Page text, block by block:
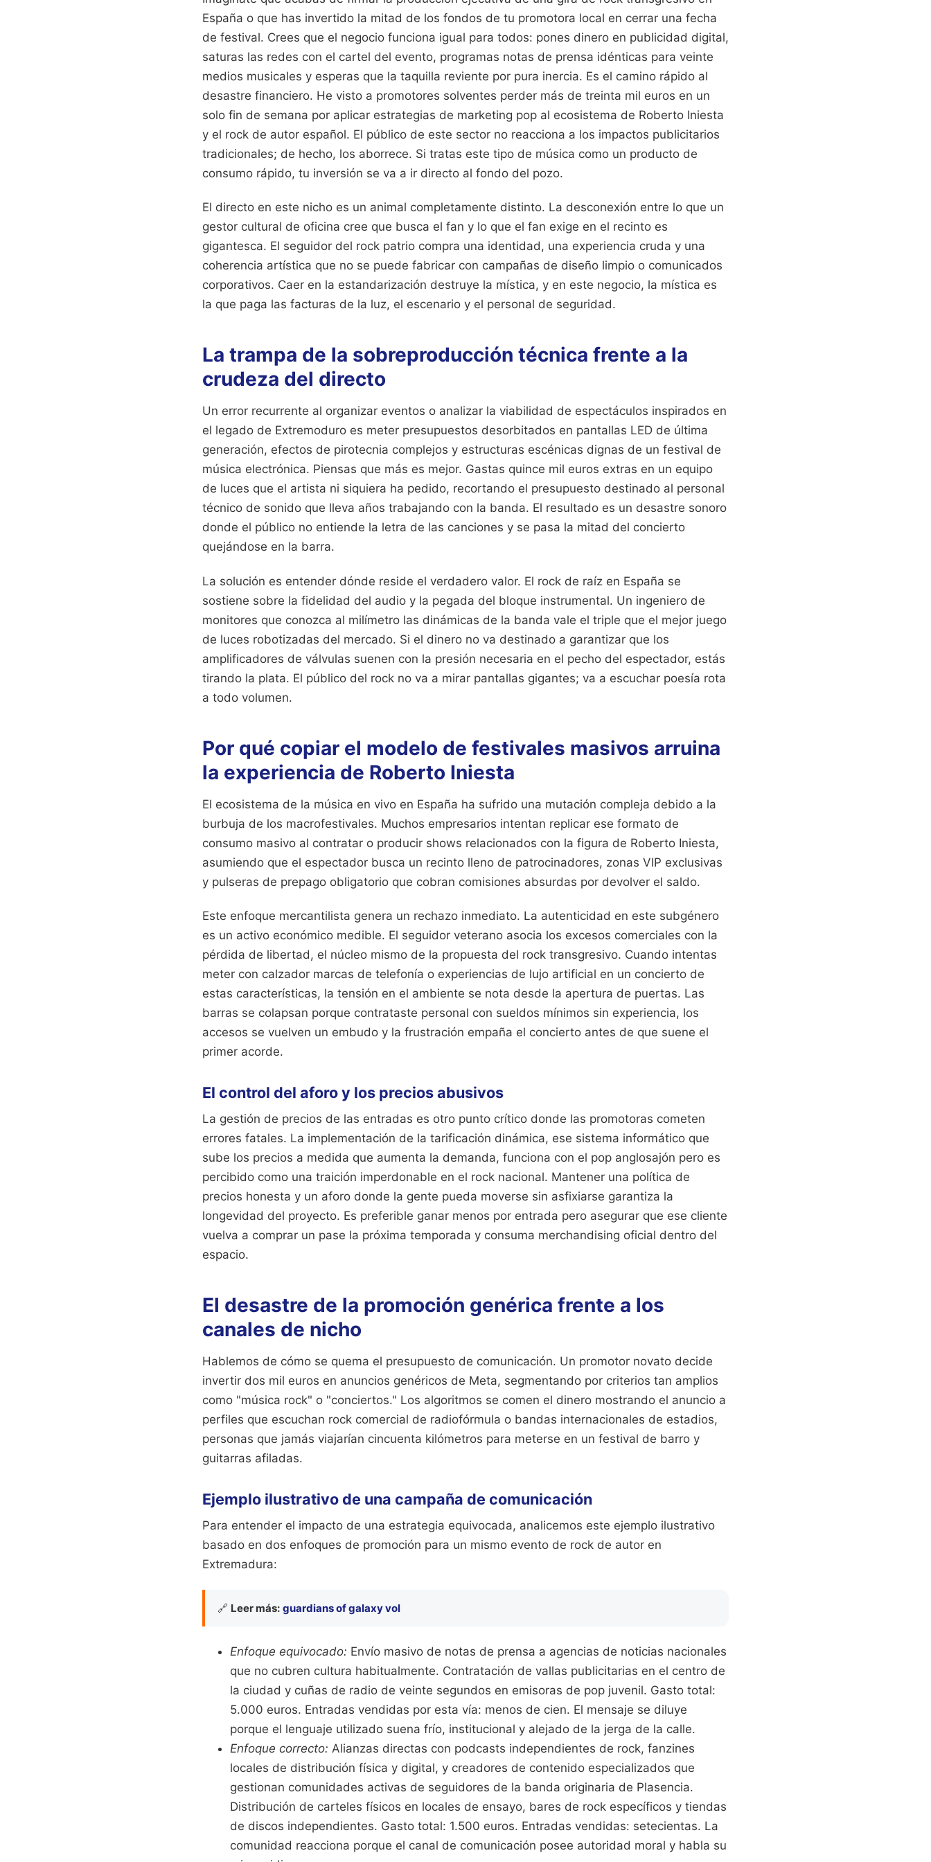
España o que has invertido la mitad de los fondos de tu promotora local en cerrar una fecha
de festival. Crees que el negocio funciona igual para todos: pones dinero en publicidad digital,
saturas las redes con el cartel del evento, programas notas de prensa idénticas para veinte
medios musicales y esperas que la taquilla reviente por pura inercia. Es el camino rápido al
desastre financiero. He visto a promotores solventes perder más de treinta mil euros en un
solo fin de semana por aplicar estrategias de marketing pop al ecosistema de Roberto Iniesta
y el rock de autor español. El público de este sector no reacciona a los impactos publicitarios
tradicionales; de hecho, los aborrece. Si tratas este tipo de música como un producto de
consumo rápido, tu inversión se va a ir directo al fondo del pozo.
El directo en este nicho es un animal completamente distinto. La desconexión entre lo que un
gestor cultural de oficina cree que busca el fan y lo que el fan exige en el recinto es
gigantesca. El seguidor del rock patrio compra una identidad, una experiencia cruda y una
coherencia artística que no se puede fabricar con campañas de diseño limpio o comunicados
corporativos. Caer en la estandarización destruye la mística, y en este negocio, la mística es
la que paga las facturas de la luz, el escenario y el personal de seguridad.
La trampa de la sobreproducción técnica frente a la
crudeza del directo
Un error recurrente al organizar eventos o analizar la viabilidad de espectáculos inspirados en
el legado de Extremoduro es meter presupuestos desorbitados en pantallas LED de última
generación, efectos de pirotecnia complejos y estructuras escénicas dignas de un festival de
música electrónica. Piensas que más es mejor. Gastas quince mil euros extras en un equipo
de luces que el artista ni siquiera ha pedido, recortando el presupuesto destinado al personal
técnico de sonido que lleva años trabajando con la banda. El resultado es un desastre sonoro
donde el público no entiende la letra de las canciones y se pasa la mitad del concierto
quejándose en la barra.
La solución es entender dónde reside el verdadero valor. El rock de raíz en España se
sostiene sobre la fidelidad del audio y la pegada del bloque instrumental. Un ingeniero de
monitores que conozca al milímetro las dinámicas de la banda vale el triple que el mejor juego
de luces robotizadas del mercado. Si el dinero no va destinado a garantizar que los
amplificadores de válvulas suenen con la presión necesaria en el pecho del espectador, estás
tirando la plata. El público del rock no va a mirar pantallas gigantes; va a escuchar poesía rota
a todo volumen.
Por qué copiar el modelo de festivales masivos arruina
la experiencia de Roberto Iniesta
El ecosistema de la música en vivo en España ha sufrido una mutación compleja debido a la
burbuja de los macrofestivales. Muchos empresarios intentan replicar ese formato de
consumo masivo al contratar o producir shows relacionados con la figura de Roberto Iniesta,
asumiendo que el espectador busca un recinto lleno de patrocinadores, zonas VIP exclusivas
y pulseras de prepago obligatorio que cobran comisiones absurdas por devolver el saldo.
Este enfoque mercantilista genera un rechazo inmediato. La autenticidad en este subgénero
es un activo económico medible. El seguidor veterano asocia los excesos comerciales con la
pérdida de libertad, el núcleo mismo de la propuesta del rock transgresivo. Cuando intentas
meter con calzador marcas de telefonía o experiencias de lujo artificial en un concierto de
estas características, la tensión en el ambiente se nota desde la apertura de puertas. Las
barras se colapsan porque contrataste personal con sueldos mínimos sin experiencia, los
accesos se vuelven un embudo y la frustración empaña el concierto antes de que suene el
primer acorde.
El control del aforo y los precios abusivos
La gestión de precios de las entradas es otro punto crítico donde las promotoras cometen
errores fatales. La implementación de la tarificación dinámica, ese sistema informático que
sube los precios a medida que aumenta la demanda, funciona con el pop anglosajón pero es
percibido como una traición imperdonable en el rock nacional. Mantener una política de
precios honesta y un aforo donde la gente pueda moverse sin asfixiarse garantiza la
longevidad del proyecto. Es preferible ganar menos por entrada pero asegurar que ese cliente
vuelva a comprar un pase la próxima temporada y consuma merchandising oficial dentro del
espacio.
El desastre de la promoción genérica frente a los
canales de nicho
Hablemos de cómo se quema el presupuesto de comunicación. Un promotor novato decide
invertir dos mil euros en anuncios genéricos de Meta, segmentando por criterios tan amplios
como "música rock" o "conciertos." Los algoritmos se comen el dinero mostrando el anuncio a
perfiles que escuchan rock comercial de radiofórmula o bandas internacionales de estadios,
personas que jamás viajarían cincuenta kilómetros para meterse en un festival de barro y
guitarras afiladas.
Ejemplo ilustrativo de una campaña de comunicación
Para entender el impacto de una estrategia equivocada, analicemos este ejemplo ilustrativo
basado en dos enfoques de promoción para un mismo evento de rock de autor en
Extremadura:
🔗 Leer más: guardians of galaxy vol
Enfoque equivocado: Envío masivo de notas de prensa a agencias de noticias nacionales
que no cubren cultura habitualmente. Contratación de vallas publicitarias en el centro de
la ciudad y cuñas de radio de veinte segundos en emisoras de pop juvenil. Gasto total:
5.000 euros. Entradas vendidas por esta vía: menos de cien. El mensaje se diluye
porque el lenguaje utilizado suena frío, institucional y alejado de la jerga de la calle.
Enfoque correcto: Alianzas directas con podcasts independientes de rock, fanzines
locales de distribución física y digital, y creadores de contenido especializados que
gestionan comunidades activas de seguidores de la banda originaria de Plasencia.
Distribución de carteles físicos en locales de ensayo, bares de rock específicos y tiendas
de discos independientes. Gasto total: 1.500 euros. Entradas vendidas: setecientas. La
comunidad reacciona porque el canal de comunicación posee autoridad moral y habla su